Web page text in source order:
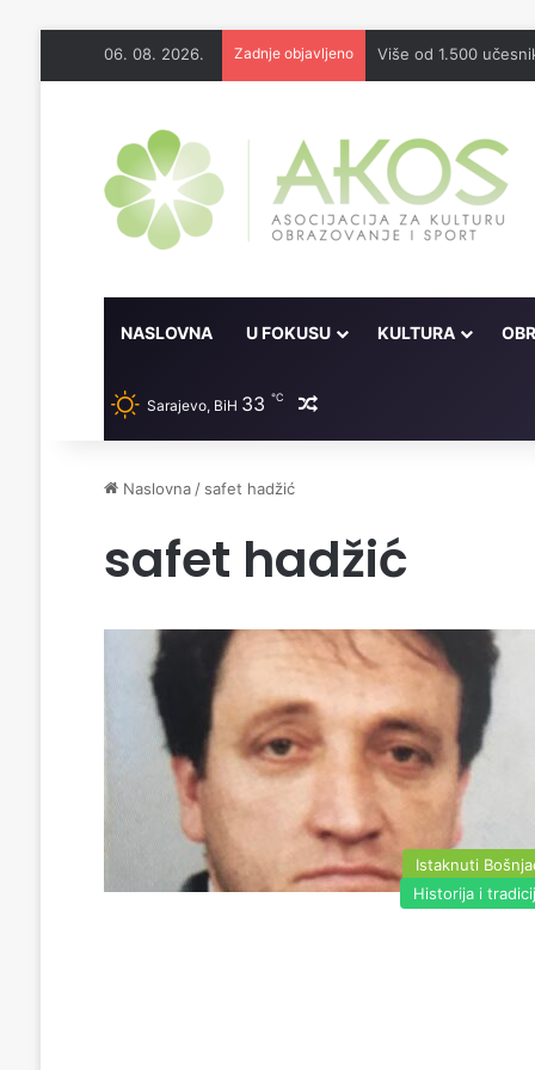
06. 08. 2026. Zadnje objavljeno Ukusna
NASLOVNA U FOKUSU KULTURA
Sarajevo, BiH 33 ℃ Random članak
Naslovna / safet hadžić
safet hadžić
Istaknuti
Historija i